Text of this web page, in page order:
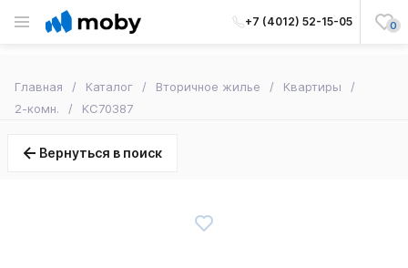
+7 (4012) 52-15-05 0
Главная Каталог Вторичное жилье
Квартиры
2-комн.
KC70387
Вернуться в поиск